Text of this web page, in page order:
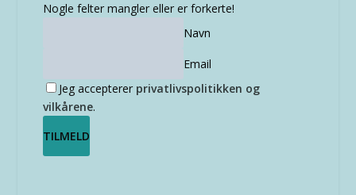
Nogle felter mangler eller er forkerte!
Navn
Email
Jeg accepterer privatlivspolitikken og
vilkårene.